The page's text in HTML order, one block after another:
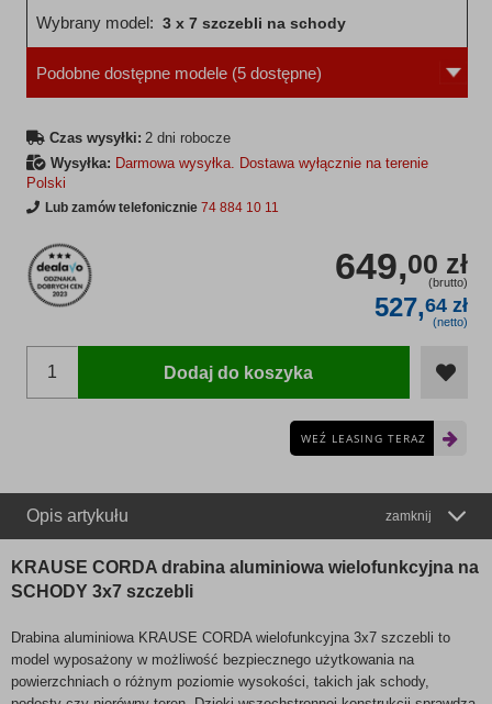
Wybrany model: 3 x 7 szczebli na schody
Podobne dostępne modele (5 dostępne)
Czas wysyłki: 2 dni robocze
Wysyłka: Darmowa wysyłka. Dostawa wyłącznie na terenie
Polski
Lub zamów telefonicznie 74 884 10 11
649,00 zł
(brutto)
527,64 zł
(netto)
Dodaj do koszyka
WEŹ LEASING TERAZ
Opis artykułu zamknij
KRAUSE CORDA drabina aluminiowa wielofunkcyjna na
SCHODY 3x7 szczebli
Drabina aluminiowa KRAUSE CORDA wielofunkcyjna 3x7 szczebli to
model wyposażony w możliwość bezpiecznego użytkowania na
powierzchniach o różnym poziomie wysokości, takich jak schody,